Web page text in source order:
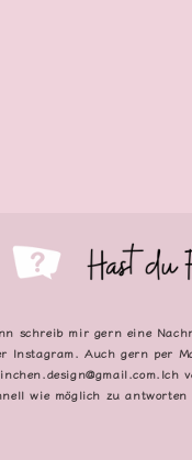
schreib mir gern eine
Instagram. Auch gern per
wie möglich zu antworten